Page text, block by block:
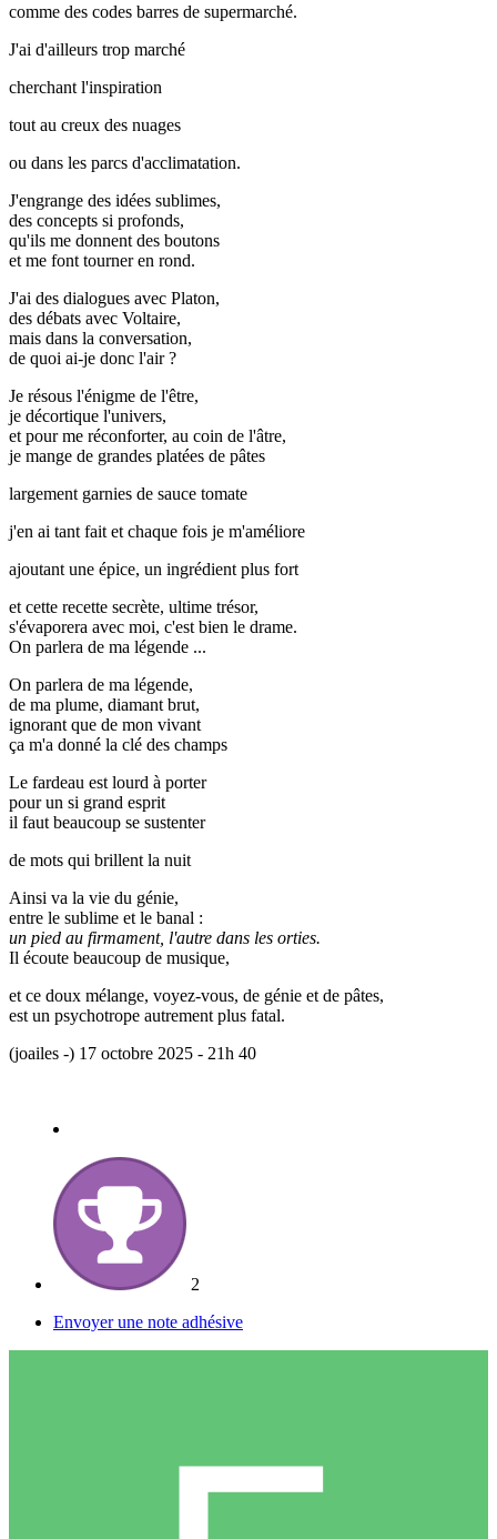
comme des codes barres de supermarché.
J'ai d'ailleurs trop marché
cherchant l'inspiration
tout au creux des nuages
ou dans les parcs d'acclimatation.
J'engrange des idées sublimes,
des concepts si profonds,
qu'ils me donnent des boutons
et me font tourner en rond.
J'ai des dialogues avec Platon,
des débats avec Voltaire,
mais dans la conversation,
de quoi ai-je donc l'air ?
Je résous l'énigme de l'être,
je décortique l'univers,
et pour me réconforter, au coin de l'âtre,
je mange de grandes platées de pâtes
largement garnies de sauce tomate
j'en ai tant fait et chaque fois je m'améliore
ajoutant une épice, un ingrédient plus fort
et cette recette secrète, ultime trésor,
s'évaporera avec moi, c'est bien le drame.
On parlera de ma légende ...
On parlera de ma légende,
de ma plume, diamant brut,
ignorant que de mon vivant
ça m'a donné la clé des champs
Le fardeau est lourd à porter
pour un si grand esprit
il faut beaucoup se sustenter
de mots qui brillent la nuit
Ainsi va la vie du génie,
entre le sublime et le banal :
un pied au firmament, l'autre dans les orties.
Il écoute beaucoup de musique,
et ce doux mélange, voyez-vous, de génie et de pâtes,
est un psychotrope autrement plus fatal.
(joailes -) 17 octobre 2025 - 21h 40
2
Envoyer une note adhésive